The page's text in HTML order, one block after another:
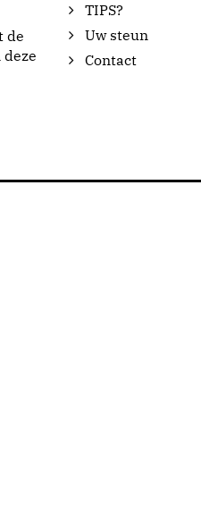
de
TIPS?
Uw steun
Contact